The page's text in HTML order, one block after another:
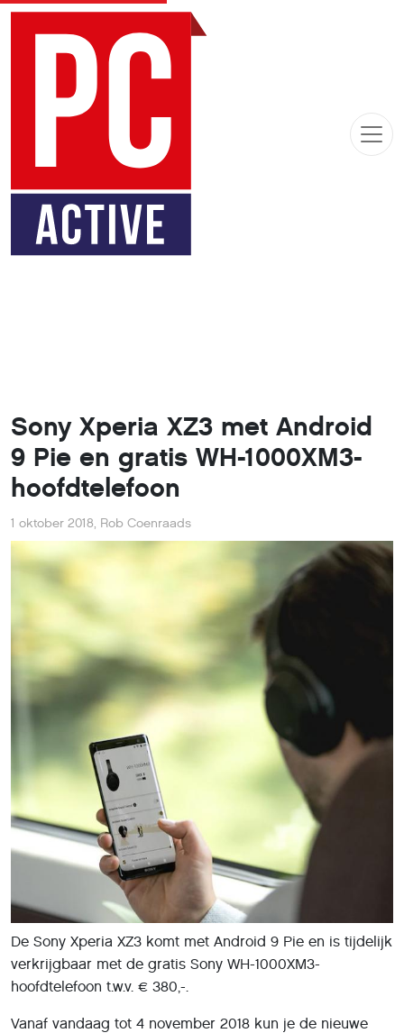
Sony Xperia XZ3 met Android
9 Pie en gratis WH-1000XM3-
hoofdtelefoon
1 oktober 2018, Rob Coenraads
De Sony Xperia XZ3 komt met Android 9 Pie en is tijdelijk
verkrijgbaar met de gratis Sony WH-1000XM3-
hoofdtelefoon t.w.v. € 380,-.
Vanaf vandaag tot 4 november 2018 kun je de nieuwe